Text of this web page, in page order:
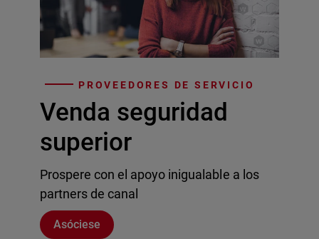
PROVEEDORES DE SERVICIO
Venda seguridad
superior
Prospere con el apoyo inigualable a los
partners de canal
Asóciese